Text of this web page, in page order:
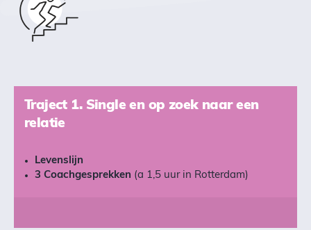
Traject 1. Single en op zoek naar een
relatie
Levenslijn
3 Coachgesprekken (a 1,5 uur in Rotterdam)